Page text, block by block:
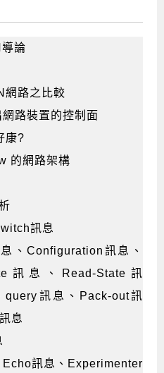
論
網路之比較
路裝置的控制面
康?
的網路架構
訊息
、Configuration訊息、
訊息、Read-State訊
query訊息、Pack-out訊
息
Echo訊息、Experimenter